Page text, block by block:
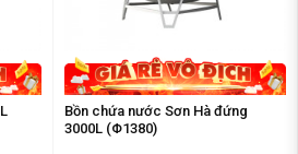
Bồn chứa nước Sơn Hà đứng
3000L (Φ1380)